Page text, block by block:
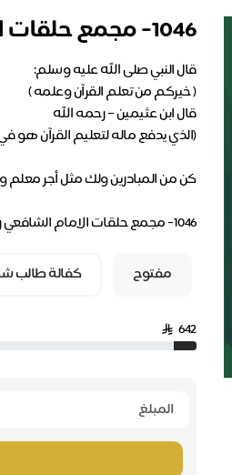
1046- مجمع حلقات الامام الشافعي رحمه الله لعام 1448 هـ
1046- مجمع حلقات الامام الشافعي رحمه الله لعام 1448 هـ
مفتوح كفالة طالب
642